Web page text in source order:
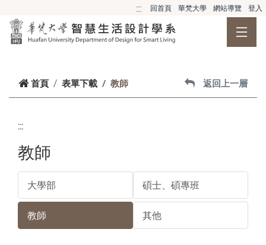
::: 回首頁 華梵大學 網站導覽 登入
首頁 表單下載 教師 返回上一層
:::
教師
大學部 碩士、碩專班
教師 其他